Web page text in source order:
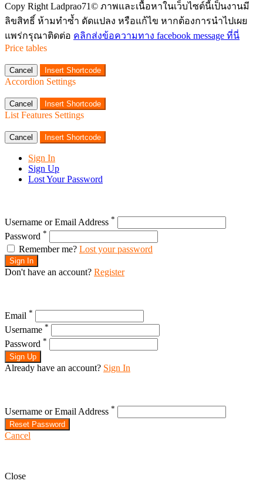
Copy Right Ladprao71© ภาพและเนื้อหาในเว็บไซต์นี้เป็นงานมี
ลิขสิทธิ์ ห้ามทำซ้ำ ดัดแปลง หรือแก้ไข หากต้องการนำไปเผย
แพร่กรุณาติดต่อ คลิกส่งข้อความทาง facebook message ที่นี่
Price tables
Cancel Insert Shortcode
Accordion Settings
Cancel Insert Shortcode
List Features Settings
Cancel Insert Shortcode
Sign In
Sign Up
Lost Your Password
Username or Email Address *
Password *
Remember me? Lost your password
Sign In
Don't have an account? Register
Email *
Username *
Password *
Sign Up
Already have an account? Sign In
Username or Email Address *
Reset Password
Cancel
Close